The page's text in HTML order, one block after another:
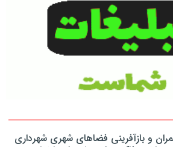
و بازآفرینی فضاهای شهری شهرداری